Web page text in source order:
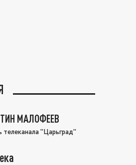
МАЛОФЕЕВ
телеканала "Царьград"